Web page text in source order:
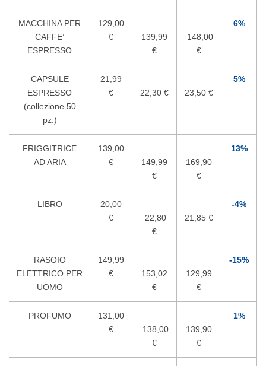
MACCHINA PER
CAFFE’
ESPRESSO
129,00
€
139,99
€
148,00
€
6%
CAPSULE
ESPRESSO
(collezione 50
pz.)
21,99
€
22,30 € 23,50 €
5%
FRIGGITRICE
AD ARIA
139,00
€
149,99
€
169,90
€
13%
LIBRO
20,00
€
22,80
€
21,85 €
-4%
RASOIO
ELETTRICO PER
UOMO
149,99
€
153,02
€
129,99
€
-15%
PROFUMO
131,00
€
138,00
€
139,90
€
1%